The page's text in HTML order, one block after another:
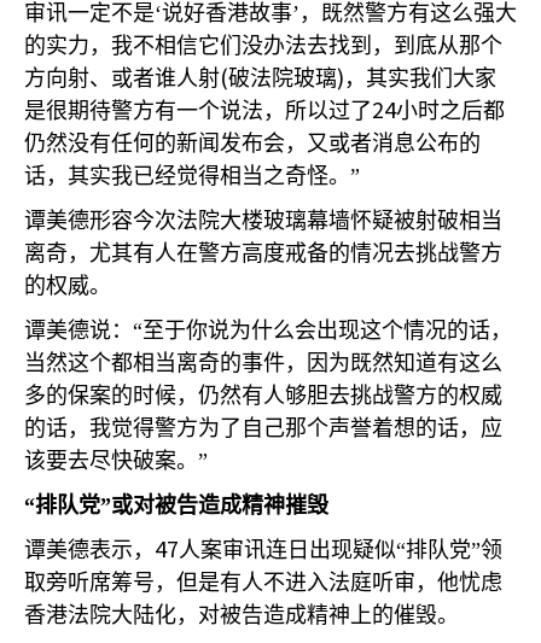
审讯一定不是‘说好香港故事’，既然警方有这么强大
的实力，我不相信它们没办法去找到，到底从那个
方向射、或者谁人射(破法院玻璃) ，其实我们大家
是很期待警方有一个说法，所以过了24小时之后都
仍然没有任何的新闻发布会，又或者消息公布的
话，其实我已经觉得相当之奇怪。”
谭美德形容今次法院大楼玻璃幕墙怀疑被射破相当
离奇，尤其有人在警方高度戒备的情况去挑战警方
的权威。
谭美德说：“至于你说为什么会出现这个情况的话，
当然这个都相当离奇的事件，因为既然知道有这么
多的保案的时候，仍然有人够胆去挑战警方的权威
的话，我觉得警方为了自己那个声誉着想的话，应
该要去尽快破案。”
“排队党”或对被告造成精神摧毁
谭美德表示， 47人案审讯连日出现疑似“排队党”领
取旁听席筹号，但是有人不进入法庭听审，他忧虑
香港法院大陆化，对被告造成精神上的催毁。